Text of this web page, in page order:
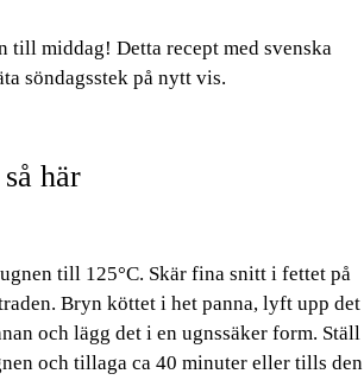
till middag! Detta recept med svenska
söndagsstek på nytt vis.
här
till 125°C. Skär fina snitt i fettet på
Bryn köttet i het panna, lyft upp det
och lägg det i en ugnssäker form. Ställ
och tillaga ca 40 minuter eller tills den